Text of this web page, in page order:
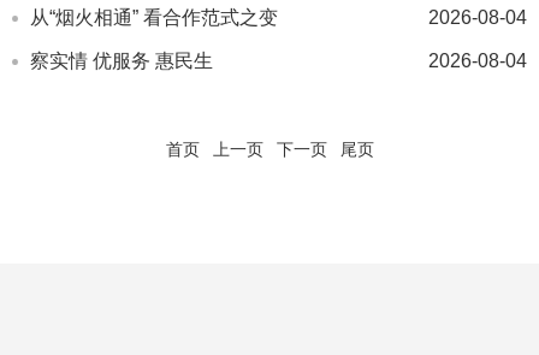
2026-08-04
从“烟火相通” 看合作范式之变
2026-08-04
察实情 优服务 惠民生
首页 上一页 下一页 尾页